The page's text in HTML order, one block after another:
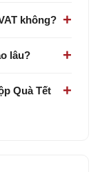
không?
lâu?
Quà Tết